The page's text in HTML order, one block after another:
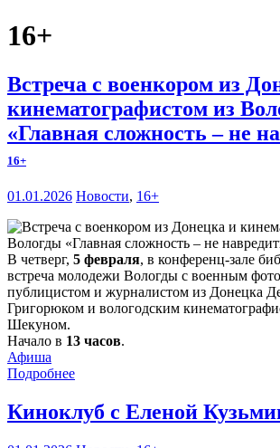
16+
Встреча с военкором из
кинематографистом из
«Главная сложность – не
16+
01.01.2026 Новости, 16+
В четверг, 5 февраля, в конференц-зале
встреча молодежи Вологды с военным
публицистом и журналистом из Донецка
Григорюком и вологодским
Шекуном.
Начало в 13 часов.
Афиша
Подробнее
Киноклуб с Еленой